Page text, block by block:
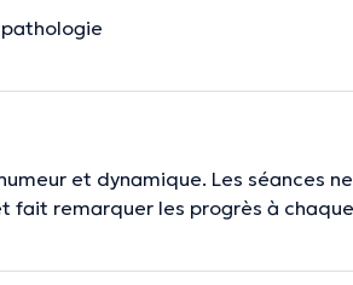
et dynamique. Les séances
fait remarquer les progrès à